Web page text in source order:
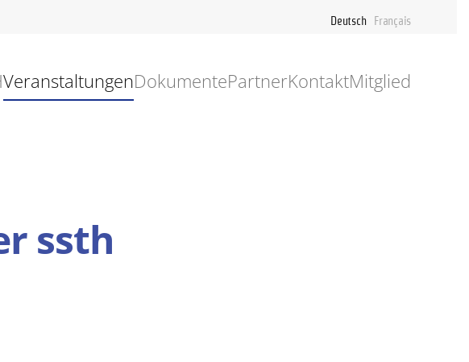
Deutsch Français
VeranstaltungenDokumentePartnerKontaktMitglied
ssth